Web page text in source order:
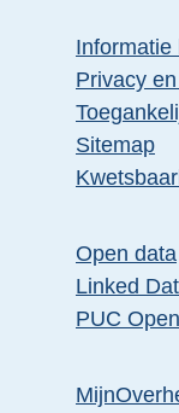
Informatie
Privacy
Sitemap
Open data
Linked
PUC